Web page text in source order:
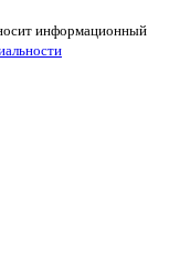
информационный